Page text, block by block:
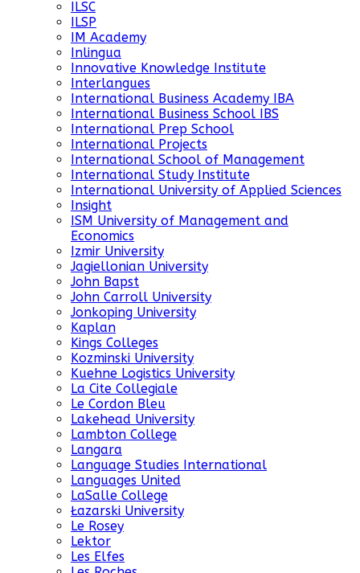
ILSC
ILSP
IM Academy
Inlingua
Innovative Knowledge Institute
Interlangues
International Business Academy IBA
International Business School IBS
International Prep School
International Projects
International School of Management
International Study Institute
International University of Applied Sciences
Insight
ISM University of Management and
Economics
Izmir University
Jagiellonian University
John Bapst
John Carroll University
Jonkoping University
Kaplan
Kings Colleges
Kozminski University
Kuehne Logistics University
La Cite Collegiale
Le Cordon Bleu
Lakehead University
Lambton College
Langara
Language Studies International
Languages United
LaSalle College
Łazarski University
Le Rosey
Lektor
Les Elfes